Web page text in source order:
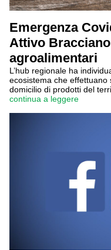
Emergenza
Attivo
agroalimentari
L’hub regionale ha
ecosistema che effettuano
domicilio di prodotti del
continua a leggere